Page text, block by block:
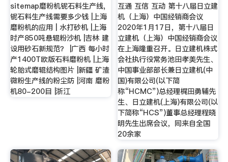
sitemap磨粉机铌石料生产线,
铌石料生产线需要多少钱 |上海
磨粉机的应用 | 水打砂机 |上海
时产850吨悬辊粉沙机 |吉林 建
设用砂石新规范？ |广西 每小时
产1400T欧版石料磨粉机 |上海
轮胎式磨辊结构图片 |新疆 矿渣
微粉生产线的粉尘防 |河南 磨粉
机80-200目 |浙江
互通 互信 互动 第十八届日立建
机（上海）中国经销商会议
2020年1月17日，第十八届日
立建机（上海）中国经销商会议
在上海隆重召开。日立建机株式
会社执行役常务池田孝美先生、
中国事业部部长兼日立建机(中
国)有限公司(以下简
称“HCMC”)总经理梶田勇辅先
生、日立建机(上海)有限公司(以
下简称“HCS”)董事总经理程晓
明先生出席会议，同来自全国
20余家